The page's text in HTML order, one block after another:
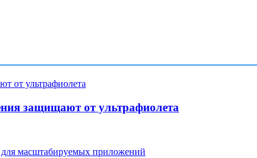
защищают от ультрафиолета